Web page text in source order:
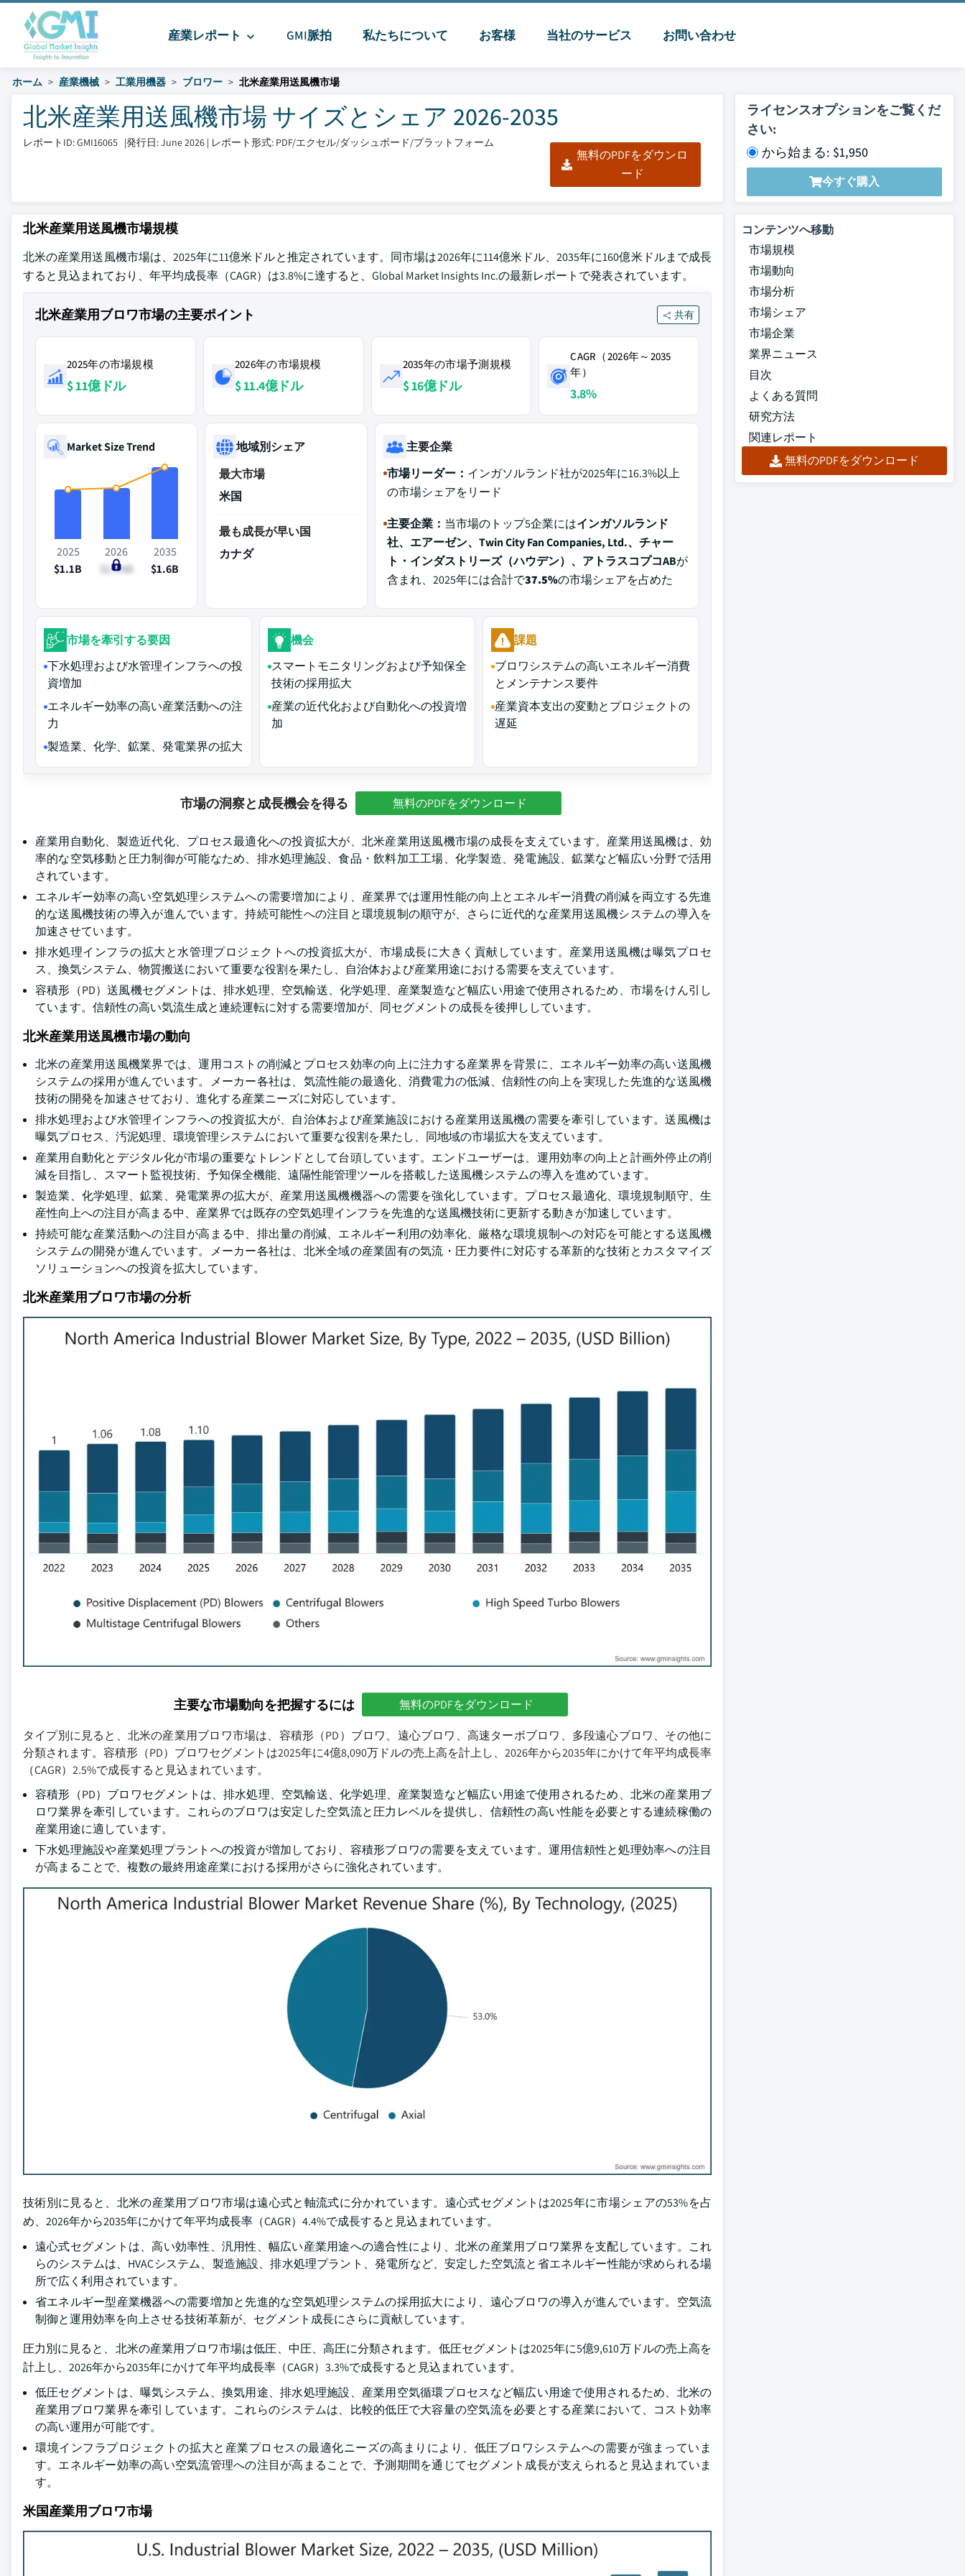
産業レポート GMI脈拍 私たちについて お客様 当社のサービス お問い合わせ
ホーム 産業機械 工業用機器 ブロワー 北米産業用送風機市場
北米産業用送風機市場 サイズとシェア 2026-2035
レポートID: GMI16065 |発行日: June 2026 | レポート形式: PDF/エクセル/ダッシュボード/プラットフォーム
無料のPDFをダウンロ
ード
ライセンスオプションをご覧くだ
さい:
から始まる: $1,950
今すぐ購入
北米産業用送風機市場規模
北米の産業用送風機市場は、2025年に11億米ドルと推定されています。同市場は2026年に114億米ドル、2035年に160億米ドルまで成長
すると見込まれており、年平均成長率（CAGR）は3.8%に達すると、Global Market Insights Inc.の最新レポートで発表されています。
北米産業用ブロワ市場の主要ポイント 共有
2025年の市場規模
$ 11億ドル
2026年の市場規模
$ 11.4億ドル
2035年の市場予測規模
$ 16億ドル
CAGR（2026年～2035
年）
3.8%
Market Size Trend
2025
$1.1B
2026
$1.14B
2035
$1.6B
地域別シェア
最大市場
米国
最も成長が早い国
カナダ
主要企業
市場リーダー： インガソルランド社が2025年に16.3%以上
の市場シェアをリード
主要企業： 当市場のトップ5企業にはインガソルランド
社、エアーゼン、Twin City Fan Companies, Ltd.、チャー
ト・インダストリーズ（ハウデン）、アトラスコプコABが
含まれ、2025年には合計で37.5%の市場シェアを占めた
市場を牽引する要因
下水処理および水管理インフラへの投
資増加
エネルギー効率の高い産業活動への注
力
製造業、化学、鉱業、発電業界の拡大
機会
スマートモニタリングおよび予知保全
技術の採用拡大
産業の近代化および自動化への投資増
加
課題
ブロワシステムの高いエネルギー消費
とメンテナンス要件
産業資本支出の変動とプロジェクトの
遅延
市場の洞察と成長機会を得る 無料のPDFをダウンロード
産業用自動化、製造近代化、プロセス最適化への投資拡大が、北米産業用送風機市場の成長を支えています。産業用送風機は、効
率的な空気移動と圧力制御が可能なため、排水処理施設、食品・飲料加工工場、化学製造、発電施設、鉱業など幅広い分野で活用
されています。
エネルギー効率の高い空気処理システムへの需要増加により、産業界では運用性能の向上とエネルギー消費の削減を両立する先進
的な送風機技術の導入が進んでいます。持続可能性への注目と環境規制の順守が、さらに近代的な産業用送風機システムの導入を
加速させています。
排水処理インフラの拡大と水管理プロジェクトへの投資拡大が、市場成長に大きく貢献しています。産業用送風機は曝気プロセ
ス、換気システム、物質搬送において重要な役割を果たし、自治体および産業用途における需要を支えています。
容積形（PD）送風機セグメントは、排水処理、空気輸送、化学処理、産業製造など幅広い用途で使用されるため、市場をけん引し
ています。信頼性の高い気流生成と連続運転に対する需要増加が、同セグメントの成長を後押ししています。
北米産業用送風機市場の動向
北米の産業用送風機業界では、運用コストの削減とプロセス効率の向上に注力する産業界を背景に、エネルギー効率の高い送風機
システムの採用が進んでいます。メーカー各社は、気流性能の最適化、消費電力の低減、信頼性の向上を実現した先進的な送風機
技術の開発を加速させており、進化する産業ニーズに対応しています。
排水処理および水管理インフラへの投資拡大が、自治体および産業施設における産業用送風機の需要を牽引しています。送風機は
曝気プロセス、汚泥処理、環境管理システムにおいて重要な役割を果たし、同地域の市場拡大を支えています。
産業用自動化とデジタル化が市場の重要なトレンドとして台頭しています。エンドユーザーは、運用効率の向上と計画外停止の削
減を目指し、スマート監視技術、予知保全機能、遠隔性能管理ツールを搭載した送風機システムの導入を進めています。
製造業、化学処理、鉱業、発電業界の拡大が、産業用送風機機器への需要を強化しています。プロセス最適化、環境規制順守、生
産性向上への注目が高まる中、産業界では既存の空気処理インフラを先進的な送風機技術に更新する動きが加速しています。
持続可能な産業活動への注目が高まる中、排出量の削減、エネルギー利用の効率化、厳格な環境規制への対応を可能とする送風機
システムの開発が進んでいます。メーカー各社は、北米全域の産業固有の気流・圧力要件に対応する革新的な技術とカスタマイズ
ソリューションへの投資を拡大しています。
北米産業用ブロワ市場の分析
主要な市場動向を把握するには 無料のPDFをダウンロード
タイプ別に見ると、北米の産業用ブロワ市場は、容積形（PD）ブロワ、遠心ブロワ、高速ターボブロワ、多段遠心ブロワ、その他に
分類されます。容積形（PD）ブロワセグメントは2025年に4億8,090万ドルの売上高を計上し、2026年から2035年にかけて年平均成長率
（CAGR）2.5%で成長すると見込まれています。
容積形（PD）ブロワセグメントは、排水処理、空気輸送、化学処理、産業製造など幅広い用途で使用されるため、北米の産業用ブ
ロワ業界を牽引しています。これらのブロワは安定した空気流と圧力レベルを提供し、信頼性の高い性能を必要とする連続稼働の
産業用途に適しています。
下水処理施設や産業処理プラントへの投資が増加しており、容積形ブロワの需要を支えています。運用信頼性と処理効率への注目
が高まることで、複数の最終用途産業における採用がさらに強化されています。
技術別に見ると、北米の産業用ブロワ市場は遠心式と軸流式に分かれています。遠心式セグメントは2025年に市場シェアの53%を占
め、2026年から2035年にかけて年平均成長率（CAGR）4.4%で成長すると見込まれています。
遠心式セグメントは、高い効率性、汎用性、幅広い産業用途への適合性により、北米の産業用ブロワ業界を支配しています。これ
らのシステムは、HVACシステム、製造施設、排水処理プラント、発電所など、安定した空気流と省エネルギー性能が求められる場
所で広く利用されています。
省エネルギー型産業機器への需要増加と先進的な空気処理システムの採用拡大により、遠心ブロワの導入が進んでいます。空気流
制御と運用効率を向上させる技術革新が、セグメント成長にさらに貢献しています。
圧力別に見ると、北米の産業用ブロワ市場は低圧、中圧、高圧に分類されます。低圧セグメントは2025年に5億9,610万ドルの売上高を
計上し、2026年から2035年にかけて年平均成長率（CAGR）3.3%で成長すると見込まれています。
低圧セグメントは、曝気システム、換気用途、排水処理施設、産業用空気循環プロセスなど幅広い用途で使用されるため、北米の
産業用ブロワ業界を牽引しています。これらのシステムは、比較的低圧で大容量の空気流を必要とする産業において、コスト効率
の高い運用が可能です。
環境インフラプロジェクトの拡大と産業プロセスの最適化ニーズの高まりにより、低圧ブロワシステムへの需要が強まっていま
す。エネルギー効率の高い空気流管理への注目が高まることで、予測期間を通じてセグメント成長が支えられると見込まれていま
す。
米国産業用ブロワ市場
コンテンツへ移動
市場規模
市場動向
市場分析
市場シェア
市場企業
業界ニュース
目次
よくある質問
研究方法
関連レポート
無料のPDFをダウンロード